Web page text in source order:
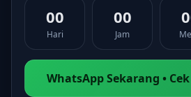
00
Hari
00
Jam
WhatsApp Sekarang •